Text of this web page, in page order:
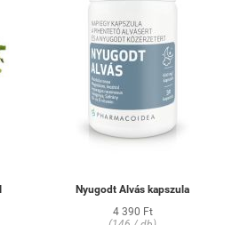
Nyugodt Alvás kapszula
4 390 Ft